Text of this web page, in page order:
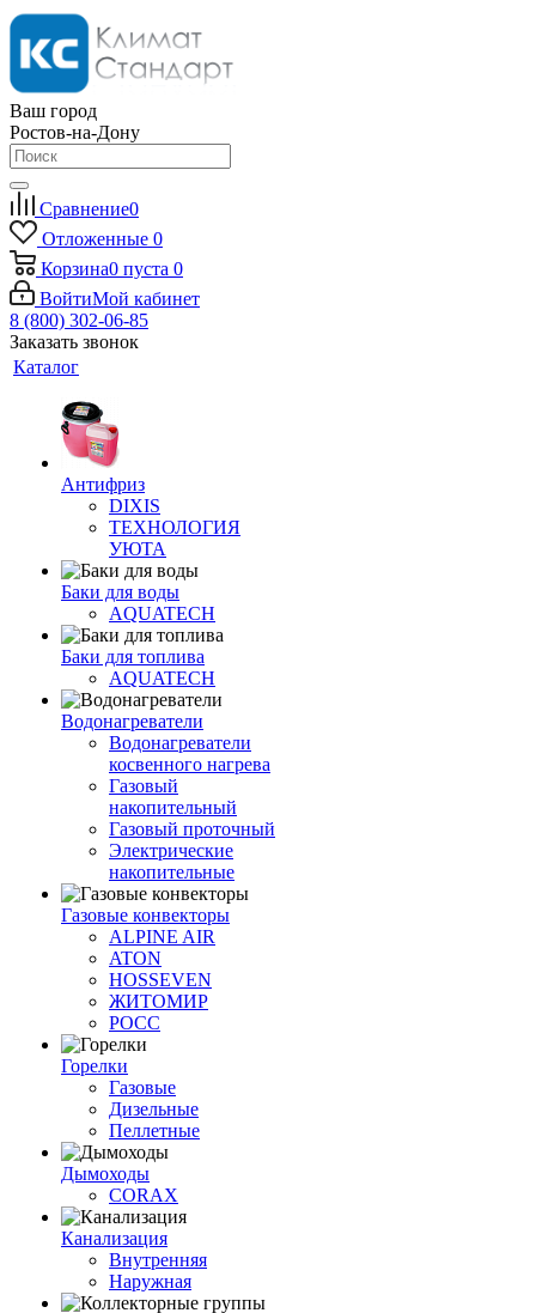
Ваш город
Ростов-на-Дону
Сравнение0
Отложенные 0
Корзина0 пуста 0
ВойтиМой кабинет
8 (800) 302-06-85
Заказать звонок
Каталог
Антифриз
DIXIS
ТЕХНОЛОГИЯ
УЮТА
Баки для воды
AQUATECH
Баки для топлива
AQUATECH
Водонагреватели
Водонагреватели
косвенного нагрева
Газовый
накопительный
Газовый проточный
Электрические
накопительные
Газовые конвекторы
ALPINE AIR
ATON
HOSSEVEN
ЖИТОМИР
РОСС
Горелки
Газовые
Дизельные
Пеллетные
Дымоходы
CORAX
Канализация
Внутренняя
Наружная